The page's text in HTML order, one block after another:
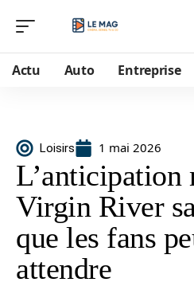
Actu Auto Entreprise
Loisirs 1 mai 2026
L’anticipation
Virgin River
que les fans
attendre